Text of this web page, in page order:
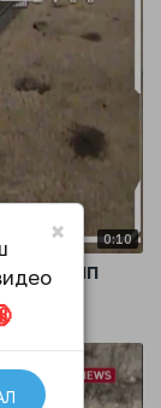
0:10
БМП
×